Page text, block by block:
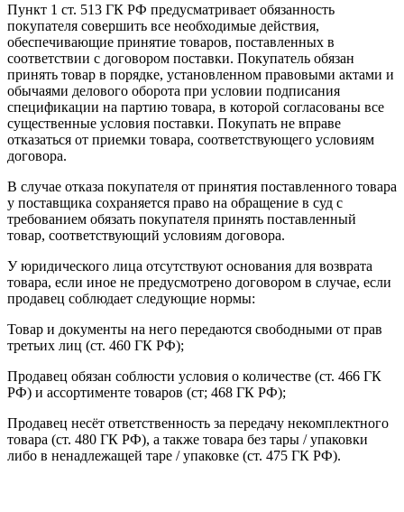
Пункт 1 ст. 513 ГК РФ предусматривает обязанность
покупателя совершить все необходимые действия,
обеспечивающие принятие товаров, поставленных в
соответствии с договором поставки. Покупатель обязан
принять товар в порядке, установленном правовыми актами и
обычаями делового оборота при условии подписания
спецификации на партию товара, в которой согласованы все
существенные условия поставки. Покупать не вправе
отказаться от приемки товара, соответствующего условиям
договора.
В случае отказа покупателя от принятия поставленного товара
у поставщика сохраняется право на обращение в суд с
требованием обязать покупателя принять поставленный
товар, соответствующий условиям договора.
У юридического лица отсутствуют основания для возврата
товара, если иное не предусмотрено договором в случае, если
продавец соблюдает следующие нормы:
Товар и документы на него передаются свободными от прав
третьих лиц (ст. 460 ГК РФ);
Продавец обязан соблюсти условия о количестве (ст. 466 ГК
РФ) и ассортименте товаров (ст; 468 ГК РФ);
Продавец несёт ответственность за передачу некомплектного
товара (ст. 480 ГК РФ), а также товара без тары / упаковки
либо в ненадлежащей таре / упаковке (ст. 475 ГК РФ).